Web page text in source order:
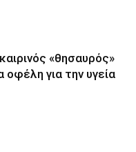
«θησαυρός»
για την υγεία